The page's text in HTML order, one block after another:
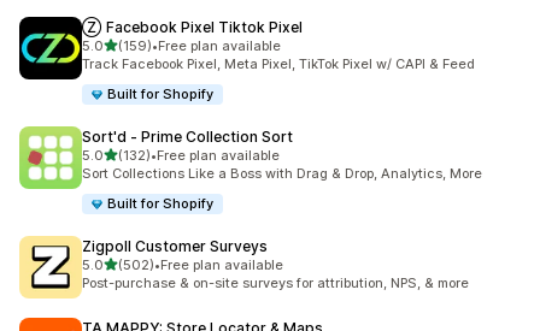
Ⓩ Facebook Pixel Tiktok Pixel
5.05つ星中
(159)
合計レビュー数：159件
•Free plan available
Track Facebook Pixel, Meta Pixel, TikTok Pixel w/ CAPI & Feed
Built for Shopify
Sort'd ‑ Prime Collection Sort
5.05つ星中
(132)
合計レビュー数：132件
•Free plan available
Sort Collections Like a Boss with Drag & Drop, Analytics, More
Built for Shopify
Zigpoll Customer Surveys
5.05つ星中
(502)
合計レビュー数：502件
•Free plan available
Post-purchase & on-site surveys for attribution, NPS, & more